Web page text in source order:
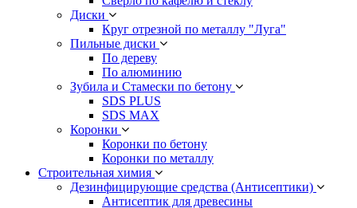
Диски
Круг отрезной по металлу "Луга"
Пильные диски
По дереву
По алюминию
Зубила и Стамески по бетону
SDS PLUS
SDS MAX
Коронки
Коронки по бетону
Коронки по металлу
Строительная химия
Дезинфицирующие средства (Антисептики)
Антисептик для древесины